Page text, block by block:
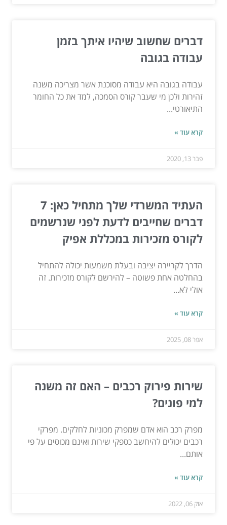
דברים שחשוב שיהיו איתך בזמן
עבודה בגובה
עבודה בגובה היא עבודה מסוכנת אשר מצריכה משנה
זהירות ולכן מי שעבר קורס הסמכה, למד את כל החומר
התיאורטי...
קרא עוד »
פבר 13, 2020
העתיד המשרדי שלך מתחיל כאן: 7
דברים שחייבים לדעת לפני שנרשמים
לקורס מזכירות במכללת אפיק
הדרך לקריירה יציבה ובעלת משמעות יכולה להתחיל
בהחלטה אחת פשוטה – להירשם לקורס מזכירות. זה
אולי לא...
קרא עוד »
אפר 08, 2025
שירות פירוק רכבים – האם זה משנה
למי פונים?
מפרק רכב הוא אדם שמפרק מכוניות לחלקים. מפרקי
רכבים יכולים להיחשב כספקי שירות ואינם מכוסים על פי
אותם...
קרא עוד »
אוק 06, 2022